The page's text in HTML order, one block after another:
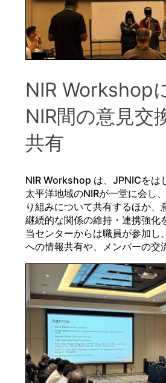
NIR Workshop
NIR間の意見交
共有
NIR Workshop は、JPNICをは
太平洋地域のNIRが一堂に会し
り組みについて共有するほか、
継続的な関係の維持・連携強化
当センターからは職員が参加し
への情報共有や、メンバーの交